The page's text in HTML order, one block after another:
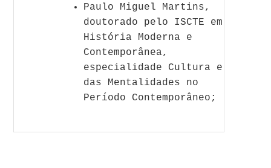
Paulo Miguel Martins,
doutorado pelo ISCTE em
História Moderna e
Contemporânea,
especialidade Cultura e
das Mentalidades no
Período Contemporâneo;